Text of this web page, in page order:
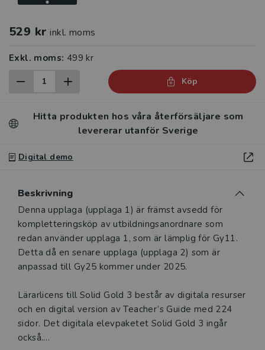
529 kr inkl. moms
Exkl. moms: 499 kr
Köp
Hitta produkten hos våra återförsäljare som
levererar utanför Sverige
Digital demo
Beskrivning
Beskrivning
Denna upplaga (upplaga 1) är främst avsedd för
kompletteringsköp av utbildningsanordnare som
redan använder upplaga 1, som är lämplig för Gy11.
Detta då en senare upplaga (upplaga 2) som är
anpassad till Gy25 kommer under 2025.
Lärarlicens till Solid Gold 3 består av digitala resurser
och en digital version av Teacher’s Guide med 224
sidor. Det digitala elevpaketet Solid Gold 3 ingår
också.